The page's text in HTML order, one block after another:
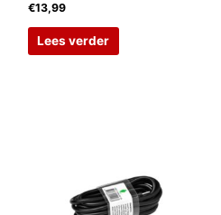
€13,99
Lees verder